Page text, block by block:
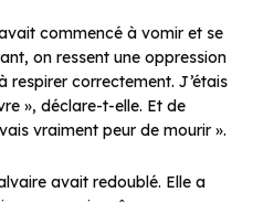
commencé à vomir et se
on ressent une oppression
respirer correctement. J’étais
», déclare-t-elle. Et de
vraiment peur de mourir ».
avait redoublé. Elle a